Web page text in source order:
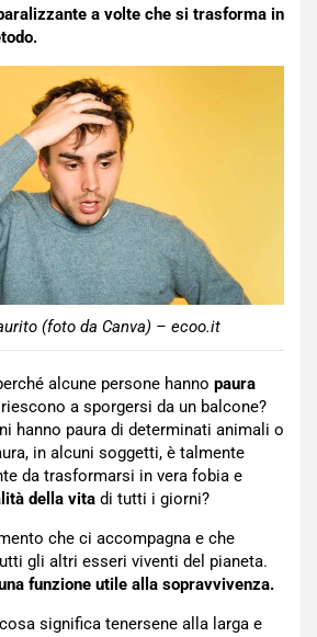
a volte che si trasforma in
(foto da Canva) – ecoo.it
alcune persone hanno paura
a sporgersi da un balcone?
hanno paura di determinati animali o
in alcuni soggetti, è talmente
da trasformarsi in vera fobia e
della vita di tutti i giorni?
che ci accompagna e che
gli altri esseri viventi del pianeta.
funzione utile alla sopravvivenza.
significa tenersene alla larga e